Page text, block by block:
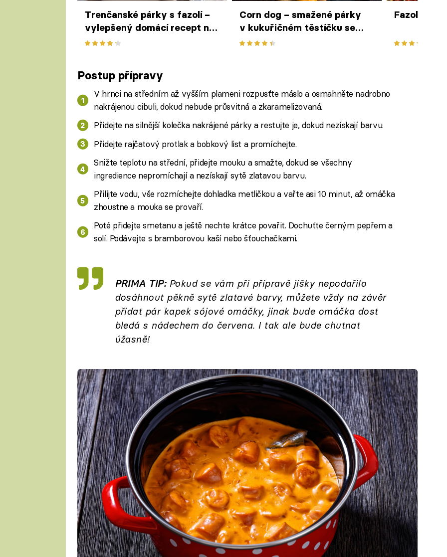
Trenčanské párky s fazolí –
vylepšený domácí recept na
trampskou klasiku
Corn dog – smažené párky
v kukuřičném těstíčku se
sýrem
Fazolový
Postup přípravy
V hrnci na středním až vyšším plameni rozpusťte máslo a osmahněte nadrobno
nakrájenou cibuli, dokud nebude průsvitná a zkaramelizovaná.
Přidejte na silnější kolečka nakrájené párky a restujte je, dokud nezískají barvu.
Přidejte rajčatový protlak a bobkový list a promíchejte.
Snižte teplotu na střední, přidejte mouku a smažte, dokud se všechny
ingredience nepromíchají a nezískají sytě zlatavou barvu.
Přilijte vodu, vše rozmíchejte dohladka metličkou a vařte asi 10 minut, až omáčka
zhoustne a mouka se provaří.
Poté přidejte smetanu a ještě nechte krátce povařit. Dochuťte černým pepřem a
solí. Podávejte s bramborovou kaší nebo šťouchačkami.
PRIMA TIP:Pokud se vám při přípravě jíšky nepodařilo
dosáhnout pěkně sytě zlatavé barvy, můžete vždy na závěr
přidat pár kapek sójové omáčky, jinak bude omáčka dost
bledá s nádechem do červena. I tak ale bude chutnat
úžasně!